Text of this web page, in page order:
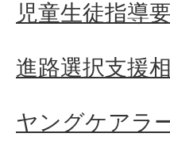
児童生徒指導
進路選択支援
ヤングケアラ